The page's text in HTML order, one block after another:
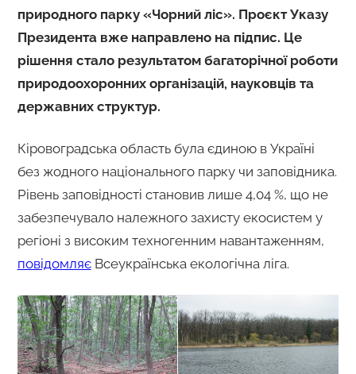
природного парку «Чорний ліс». Проєкт Указу
Президента вже направлено на підпис. Це
рішення стало результатом багаторічної роботи
природоохоронних організацій, науковців та
державних структур.
Кіровоградська область була єдиною в Україні
без жодного національного парку чи заповідника.
Рівень заповідності становив лише 4,04 %, що не
забезпечувало належного захисту екосистем у
регіоні з високим техногенним навантаженням,
повідомляєВсеукраїнська екологічна ліга.